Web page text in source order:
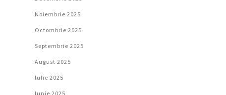
Noiembrie 2025
Octombrie 2025
Septembrie 2025
August 2025
Iulie 2025
Iunie 2025